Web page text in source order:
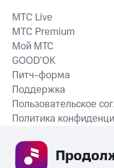
MTС Live
MTС Premium
Мой МТС
GOOD’OK
Питч-форма
Поддержка
Пользовательское
Политика